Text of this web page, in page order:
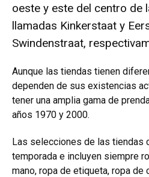
oeste y este del centro de
llamadas Kinkerstaat y
Swindenstraat,
Aunque las tiendas tienen
dependen de sus existencias
tener una amplia gama de
años 1970 y 2000.
Las selecciones de las tiendas
temporada e incluyen siempre
mano, ropa de etiqueta, ropa de